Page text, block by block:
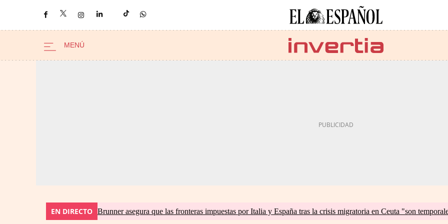
EN DIRECTO Brunner asegura que las fronteras impuestas por Italia y España tras la crisis migratoria en Ceuta "son